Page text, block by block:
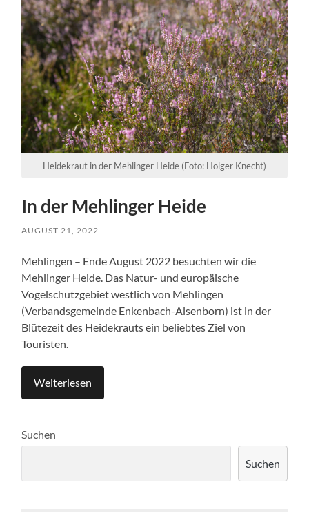
Heidekraut in der Mehlinger Heide (Foto: Holger Knecht)
In der Mehlinger Heide
AUGUST 21, 2022
Mehlingen – Ende August 2022 besuchten wir die
Mehlinger Heide. Das Natur- und europäische
Vogelschutzgebiet westlich von Mehlingen
(Verbandsgemeinde Enkenbach-Alsenborn) ist in der
Blütezeit des Heidekrauts ein beliebtes Ziel von
Touristen.
Weiterlesen
Suchen
Suchen